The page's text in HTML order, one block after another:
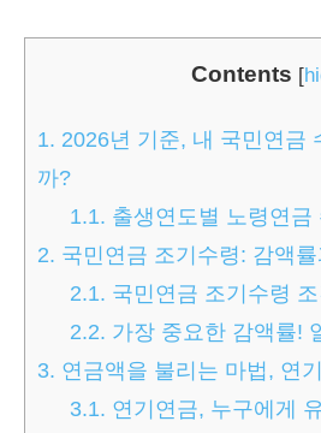
Contents [
1. 2026년 기준, 내 국민연금
까?
1.1. 출생연도별 노령연금
2. 국민연금 조기수령: 감액
2.1. 국민연금 조기수령
2.2. 가장 중요한 감액률!
3. 연금액을 불리는 마법, 연
3.1. 연기연금, 누구에게